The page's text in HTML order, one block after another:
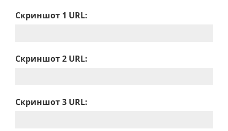
Скриншот 1 URL:
Скриншот 2 URL:
Скриншот 3 URL: